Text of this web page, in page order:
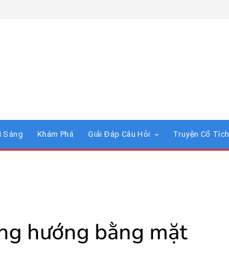
Sáng Khám Phá Giải Đáp Câu Hỏi Truyện Cổ Tích
hướng bằng mặt